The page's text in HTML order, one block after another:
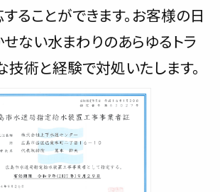
ることができます。お客様の日
ない水まわりのあらゆるトラ
技術と経験で対処いたします。